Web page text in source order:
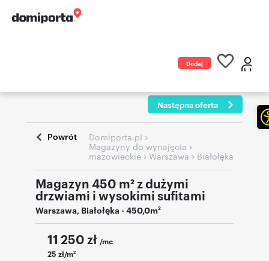
Dodaj
Następna oferta
Powrót Domiporta.pl ›
Magazyny do wynajęcia ›
mazowieckie › Warszawa › Białołęka
Magazyn 450 m² z dużymi
drzwiami i wysokimi sufitami
Warszawa, Białołęka- 450,0m2
11 250 zł /mc
25 zł/m2